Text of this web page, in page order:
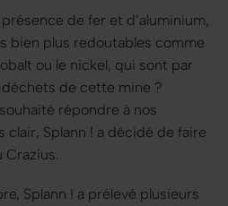
de fer et d’aluminium,
bien plus redoutables comme
ou le nickel, qui sont par
de cette mine ?
répondre à nos
clair, Splann ! a décidé de faire
Crazius.
Splann ! a prélevé plusieurs